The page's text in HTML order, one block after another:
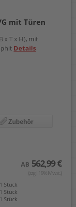
G mit Türen
x T x H), mit
Details
Zubehör
AB 562,99 €
(zzgl. 19% Mwst.)
1 Stück
1 Stück
1 Stück